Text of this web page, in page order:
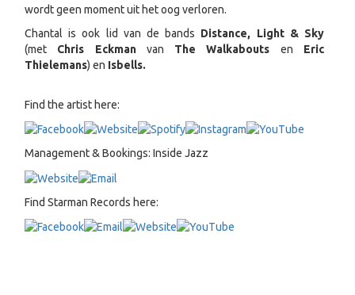
wordt geen moment uit het oog verloren.
Chantal is ook lid van de bands Distance, Light & Sky
(met Chris Eckmanvan The Walkabouts en Eric
Thielemans) en Isbells.
Find the artist here:
Management & Bookings: Inside Jazz
Find Starman Records here: